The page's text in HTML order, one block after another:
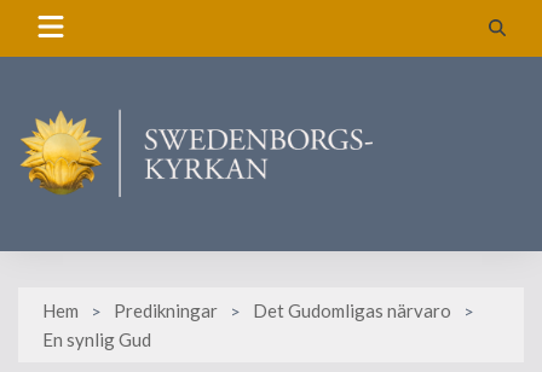
Hem Predikningar
Det Gudomligas närvaro
En synlig Gud